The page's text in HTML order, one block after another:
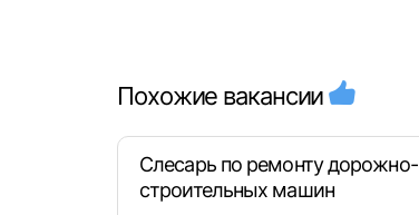
Похожие вакансии
Слесарь по ремонту дорожно-
строительных машин